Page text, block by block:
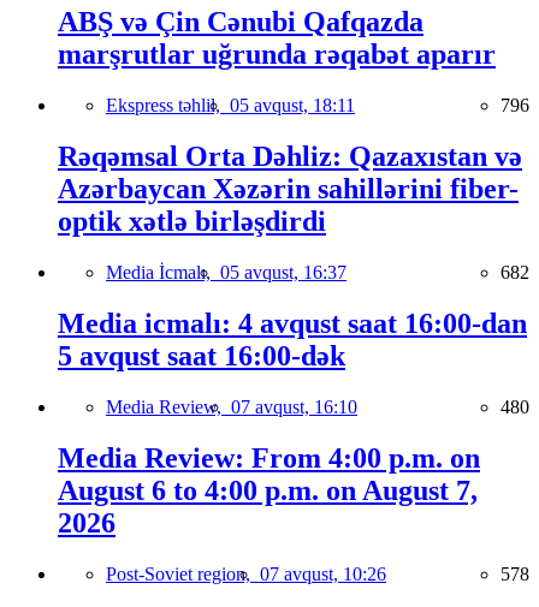
ABŞ və Çin Cənubi Qafqazda
marşrutlar uğrunda rəqabət aparır
Ekspress təhlil, 05 avqust, 18:11 796
Rəqəmsal Orta Dəhliz: Qazaxıstan və
Azərbaycan Xəzərin sahillərini fiber-
optik xətlə birləşdirdi
Media İcmalı, 05 avqust, 16:37 682
Media icmalı: 4 avqust saat 16:00-dan
5 avqust saat 16:00-dək
Media Review, 07 avqust, 16:10 480
Media Review: From 4:00 p.m. on
August 6 to 4:00 p.m. on August 7,
2026
Post-Soviet region, 07 avqust, 10:26 578